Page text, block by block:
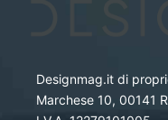
Designmag.it di
Marchese 10, 00141